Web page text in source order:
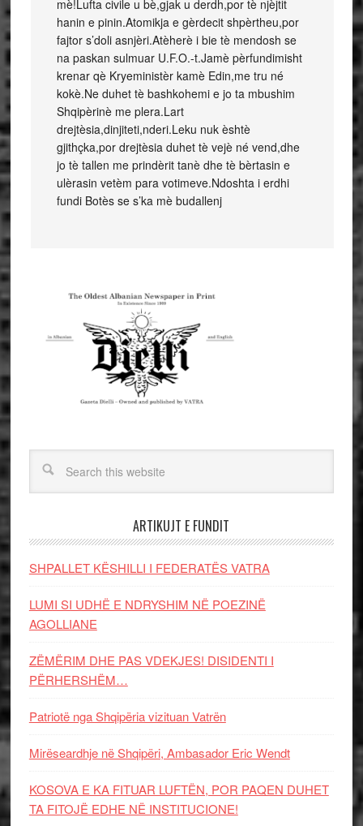
mè!Lufta civile u bè,gjak u derdh,por tè njèjtit
hanin e pinin.Atomikja e gèrdecit shpèrtheu,por
fajtor s’doli asnjèri.Atèherè i bie tè mendosh se
na paskan sulmuar U.F.O.-t.Jamè pèrfundimisht
krenar qè Kryeministèr kamè Edin,me tru né
kokè.Ne duhet tè bashkohemi e jo ta mbushim
Shqipèrinè me plera.Lart
drejtèsia,dinjiteti,nderi.Leku nuk èshtè
gjithçka,por drejtèsia duhet tè vejè né vend,dhe
jo tè tallen me prindèrit tanè dhe tè bèrtasin e
ulèrasin vetèm para votimeve.Ndoshta i erdhi
fundi Botès se s’ka mè budallenj
ARTIKUJT E FUNDIT
SHPALLET KËSHILLI I FEDERATËS VATRA
LUMI SI UDHË E NDRYSHIM NË POEZINË
AGOLLIANE
ZËMËRIM DHE PAS VDEKJES! DISIDENTI I
PËRHERSHËM…
Patriotë nga Shqipëria vizituan Vatrën
Mirëseardhje në Shqipëri, Ambasador Eric Wendt
KOSOVA E KA FITUAR LUFTËN, POR PAQEN DUHET
TA FITOJË EDHE NË INSTITUCIONE!